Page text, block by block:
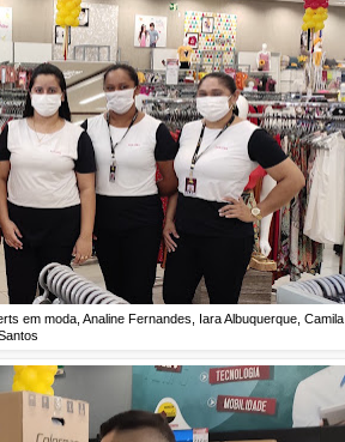
em moda, Analine Fernandes, Iara Albuquerque, Camila